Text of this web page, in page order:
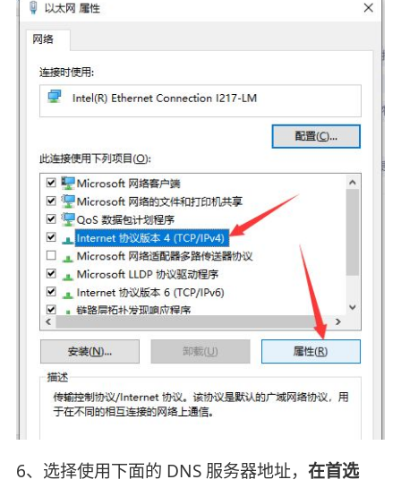
6、选择使用下面的 DNS 服务器地址， 在首选